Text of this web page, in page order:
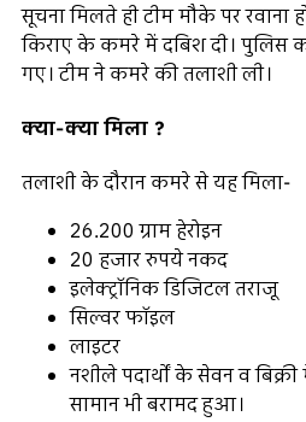
सूचना मिलते ही टीम मौके पर रवाना
किराए के कमरे में दबिश दी। पुलिस
गए। टीम ने कमरे की तलाशी ली।
क्या-क्या मिला ?
तलाशी के दौरान कमरे से यह मिला-
26.200 ग्राम हेरोइन
20 हजार रुपये नकद
इलेक्ट्रॉनिक डिजिटल तराजू
सिल्वर फॉइल
लाइटर
नशीले पदार्थों के सेवन व
सामान भी बरामद हुआ।